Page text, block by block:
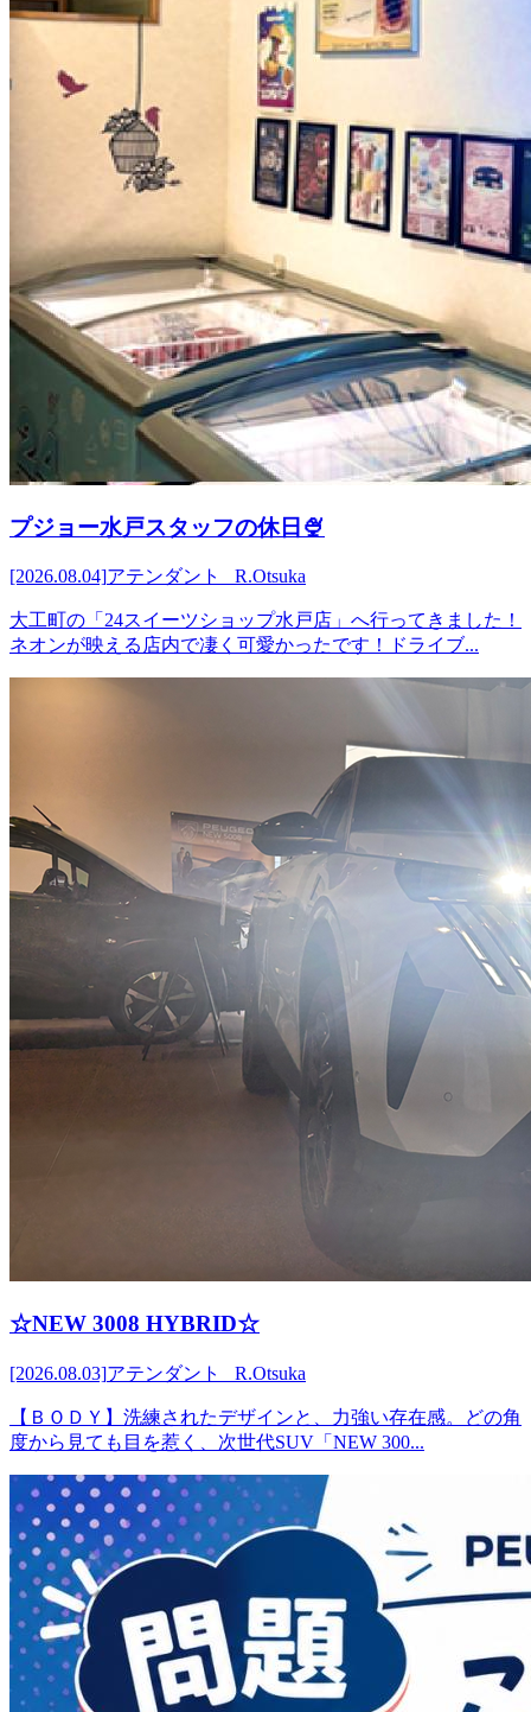
プジョー水戸スタッフの休日🍨
[2026.08.04]アテンダント R.Otsuka
大工町の「24スイーツショップ水戸店」へ行ってきました！
ネオンが映える店内で凄く可愛かったです！ドライブ...
☆NEW 3008 HYBRID☆
[2026.08.03]アテンダント R.Otsuka
【ＢＯＤＹ】洗練されたデザインと、力強い存在感。どの角
度から見ても目を惹く、次世代SUV「NEW 300...